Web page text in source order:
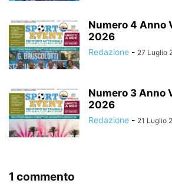
Numero 4 Anno
2026
Redazione - 27 Luglio
Numero 3 Anno
2026
Redazione - 21 Luglio
1 commento